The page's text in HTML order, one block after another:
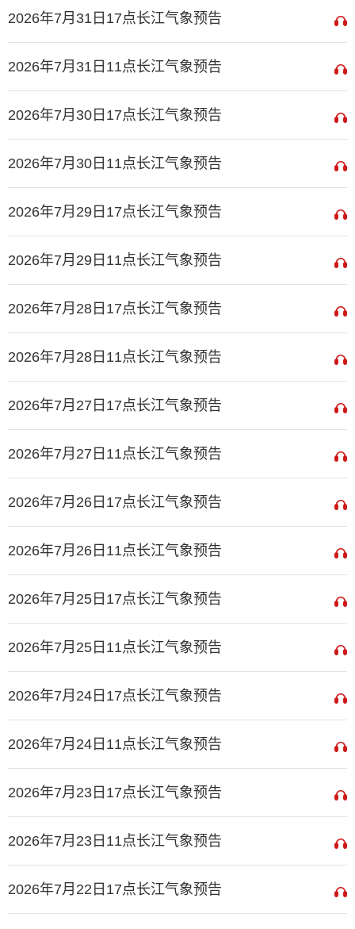
2026年7月31日17点长江气象预告
2026年7月31日11点长江气象预告
2026年7月30日17点长江气象预告
2026年7月30日11点长江气象预告
2026年7月29日17点长江气象预告
2026年7月29日11点长江气象预告
2026年7月28日17点长江气象预告
2026年7月28日11点长江气象预告
2026年7月27日17点长江气象预告
2026年7月27日11点长江气象预告
2026年7月26日17点长江气象预告
2026年7月26日11点长江气象预告
2026年7月25日17点长江气象预告
2026年7月25日11点长江气象预告
2026年7月24日17点长江气象预告
2026年7月24日11点长江气象预告
2026年7月23日17点长江气象预告
2026年7月23日11点长江气象预告
2026年7月22日17点长江气象预告